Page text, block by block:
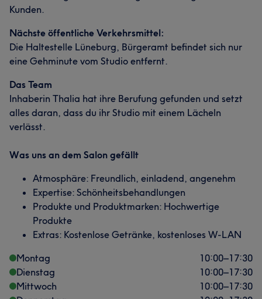
Kunden.
Nächste öffentliche Verkehrsmittel:
Die Haltestelle Lüneburg, Bürgeramt befindet sich nur
eine Gehminute vom Studio entfernt.
Das Team
Inhaberin Thalia hat ihre Berufung gefunden und setzt
alles daran, dass du ihr Studio mit einem Lächeln
verlässt.
Was uns an dem Salon gefällt
Atmosphäre: Freundlich, einladend, angenehm
Expertise: Schönheitsbehandlungen
Produkte und Produktmarken: Hochwertige
Produkte
Extras: Kostenlose Getränke, kostenloses W-LAN
Montag
10:00–17:30
Dienstag
10:00–17:30
Mittwoch
10:00–17:30